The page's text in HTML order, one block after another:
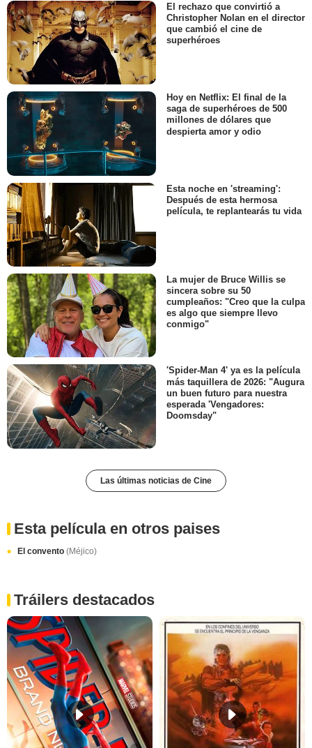
El rechazo que convirtió a
Christopher Nolan en el director
que cambió el cine de
superhéroes
Hoy en Netflix: El final de la
saga de superhéroes de 500
millones de dólares que
despierta amor y odio
Esta noche en 'streaming':
Después de esta hermosa
película, te replantearás tu vida
La mujer de Bruce Willis se
sincera sobre su 50
cumpleaños: "Creo que la culpa
es algo que siempre llevo
conmigo"
'Spider-Man 4' ya es la película
más taquillera de 2026: "Augura
un buen futuro para nuestra
esperada 'Vengadores:
Doomsday"
Las últimas noticias de Cine
Esta película en otros paises
El convento (Méjico)
Tráilers destacados